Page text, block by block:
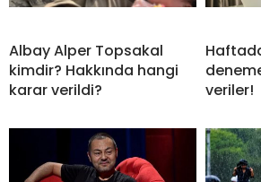
Albay Alper Topsakal
kimdir? Hakkında hangi
karar verildi?
veriler!